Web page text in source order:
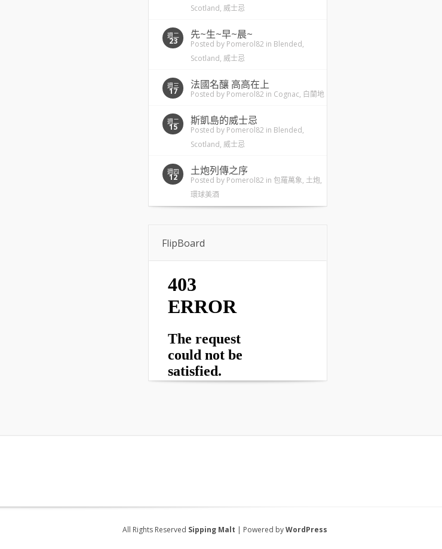
Scotland, 威士忌
週二
23
先~生~早~晨~
Posted by Pomerol82 in Blended,
Scotland, 威士忌
週三
17
法國名釀 高高在上
Posted by Pomerol82 in Cognac, 白蘭地
週二
15
斯凱島的威士忌
Posted by Pomerol82 in Blended,
Scotland, 威士忌
週四
12
土炮列傳之序
Posted by Pomerol82 in 包羅萬象, 土炮,
環球美酒
FlipBoard
All Rights Reserved Sipping Malt | Powered byWordPress